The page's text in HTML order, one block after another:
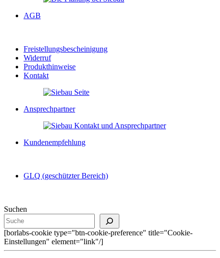
AGB
Freistellungsbescheinigung
Widerruf
Produkthinweise
Kontakt
Ansprechpartner
Kundenempfehlung
GLQ (geschützter Bereich)
Suchen
[borlabs-cookie type="btn-cookie-preference" title="Cookie-
Einstellungen" element="link"/]